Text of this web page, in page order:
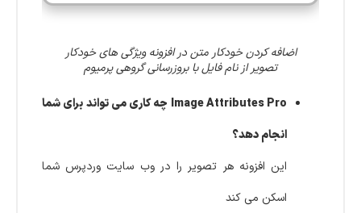
اضافه کردن خودکار متن در افزونه ویژگی های خودکار
تصویر از نام فایل با بروزرسانی گروهی پرمیوم
Image Attributes Pro چه کاری می تواند برای شما
انجام دهد؟
این افزونه هر تصویر را در وب سایت وردپرس شما
اسکن می کند